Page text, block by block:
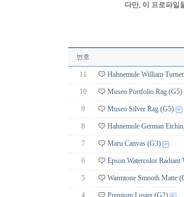
다만, 이 프로파일
번호
11 Hahnemule William
10 Museo Portfolio Rag (G5)
9 Museo Silver Rag (G5)
8 Hahnemule German
7 Maru Canvas (G3)
6 Epson Watercolor Radiant
5 Warmtone Smooth Matte
4 Premium Luster (G2)